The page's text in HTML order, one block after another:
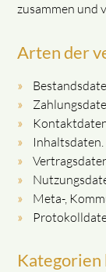
zusammen und
Arten der
Inhaltsdaten.
Meta-,